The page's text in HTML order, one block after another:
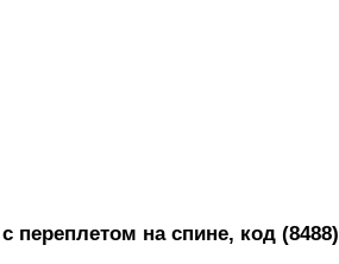
переплетом на спине, код (8488)